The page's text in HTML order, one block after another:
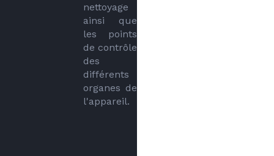
nettoyage
ainsi que
les points
de contrôle
des
différents
organes de
l'appareil.